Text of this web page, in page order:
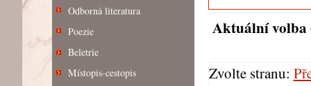
Odborná literatura
Poezie
Beletrie
Místopis-cestopis
Aktuální volba
Zvolte stranu: